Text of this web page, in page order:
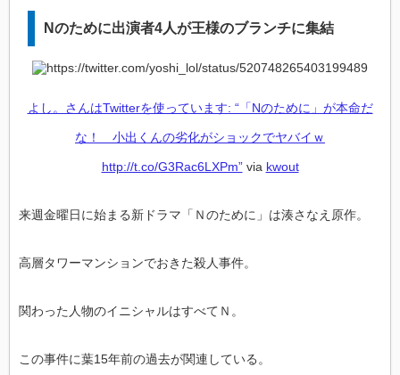
Nのために出演者4人が王様のブランチに集結
よし。さんはTwitterを使っています: “「Nのために」が本命だ
な！ 小出くんの劣化がショックでヤバイｗ
http://t.co/G3Rac6LXPm”via kwout
来週金曜日に始まる新ドラマ「Ｎのために」は湊さなえ原作。
高層タワーマンションでおきた殺人事件。
関わった人物のイニシャルはすべてＮ。
この事件に葉15年前の過去が関連している。